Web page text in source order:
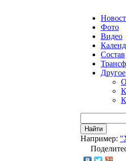
Фото
Видео
Состав
Другое
Найти
Например: